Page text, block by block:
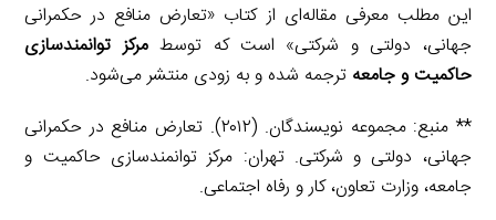
این مطلب معرفی مقاله‌ای از کتاب «تعارض منافع در حکمرانی
جهانی، دولتی و شرکتی» است که توسطمرکز توانمندسازی
حاکمیت و جامعه ترجمه شده و به زودی منتشر می‌شود.
** منبع: مجموعه نویسندگان. (۲۰۱۲). تعارض منافع در حکمرانی
جهانی، دولتی و شرکتی. تهران: مرکز توانمندسازی حاکمیت و
جامعه، وزارت تعاون، کار و رفاه اجتماعی.